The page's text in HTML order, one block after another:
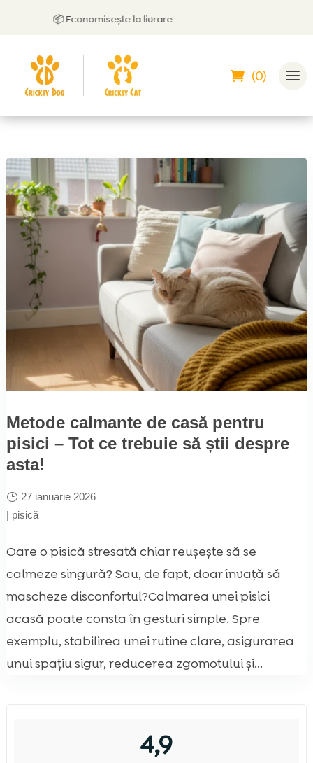
📦 Economisește la livrare
(0)
Metode calmante de casă pentru
pisici – Tot ce trebuie să știi despre
asta!
27 ianuarie 2026
| pisică
Oare o pisică stresată chiar reușește să se
calmeze singură? Sau, de fapt, doar învață să
mascheze disconfortul?Calmarea unei pisici
acasă poate consta în gesturi simple. Spre
exemplu, stabilirea unei rutine clare, asigurarea
unui spațiu sigur, reducerea zgomotului și...
4,9